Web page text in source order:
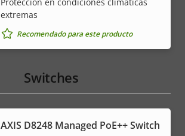
extremas
Recomendado para este producto
Switches
AXIS D8248 Managed PoE++ Switch